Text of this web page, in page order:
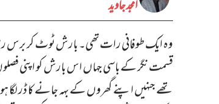
امجد جاوید
وہ ایک طوفانی رات تھی۔ بارش ٹوٹ کر برس
قسمت نگر کے باسی جہاں اس بارش کو اپنی
تھے جنہیں اپنے گھروں کے بہہ جانے کا ڈر لگا